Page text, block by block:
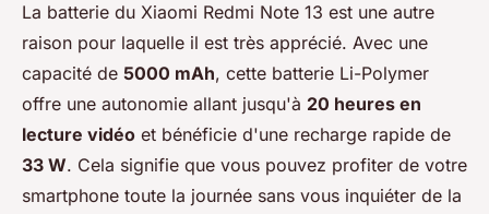
La batterie du Xiaomi Redmi Note 13 est une autre
raison pour laquelle il est très apprécié. Avec une
capacité de 5000 mAh, cette batterie Li-Polymer
offre une autonomie allant jusqu'à 20 heures en
lecture vidéo et bénéficie d'une recharge rapide de
33 W. Cela signifie que vous pouvez profiter de votre
smartphone toute la journée sans vous inquiéter de la